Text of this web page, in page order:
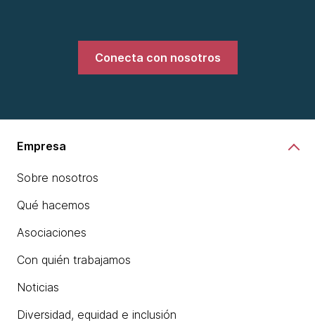
Conecta con nosotros
Empresa
Sobre nosotros
Qué hacemos
Asociaciones
Con quién trabajamos
Noticias
Diversidad, equidad e inclusión